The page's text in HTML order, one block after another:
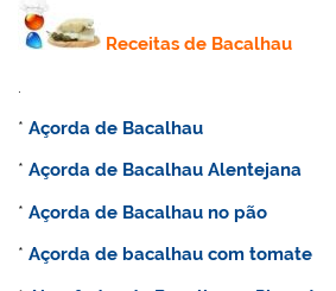
Receitas de Bacalhau
.
*Açorda de Bacalhau
*Açorda de Bacalhau Alentejana
*Açorda de Bacalhau no pão
*Açorda de bacalhau com tomate